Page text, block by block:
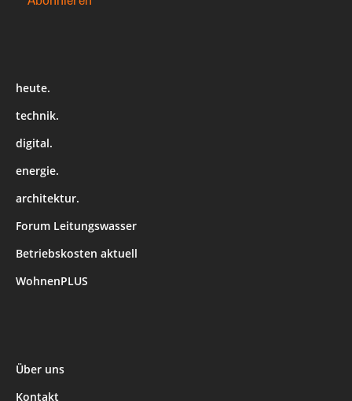
heute.
technik.
digital.
energie.
architektur.
Forum Leitungswasser
Betriebskosten aktuell
WohnenPLUS
Über uns
Kontakt